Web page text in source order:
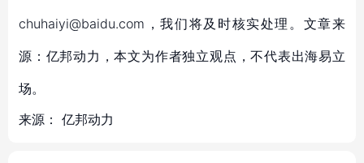
chuhaiyi@baidu.com，我们将及时核实处理。文章来
源：亿邦动力，本文为作者独立观点，不代表出海易立
场。
来源： 亿邦动力